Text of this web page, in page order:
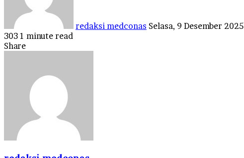
redaksi medconas Selasa, 9 Desember 2025
303 1 minute read
Facebook
Twitter
LinkedIn
Tumblr
Pinterest
Reddit
VKontakte
Odnoklassniki
Pocket
Share